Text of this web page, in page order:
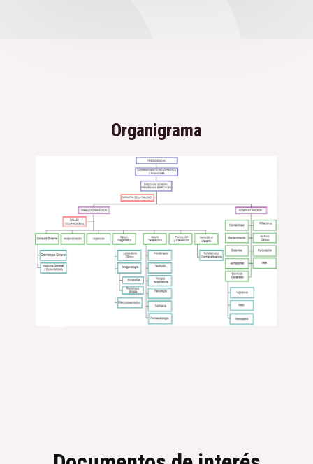
Organigrama